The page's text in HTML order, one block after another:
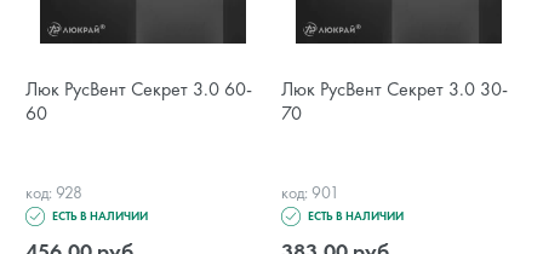
Люк РусВент Секрет 3.0 60-
60
код: 928
ЕСТЬ В НАЛИЧИИ
Люк РусВент Секрет 3.0 30-
70
код: 901
ЕСТЬ В НАЛИЧИИ